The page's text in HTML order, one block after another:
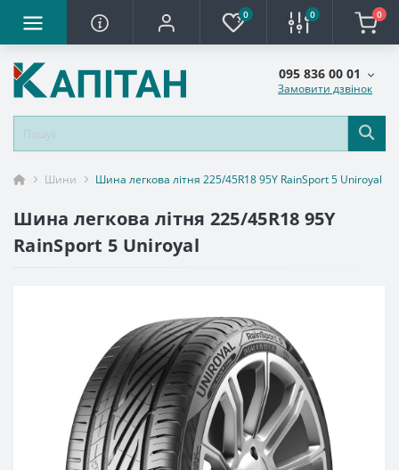
0 0 0
095 836 00 01
Замовити дзвінок
Шини Шина легкова літня 225/45R18 95Y RainSport 5 Uniroyal
Шина легкова літня 225/45R18 95Y
RainSport 5 Uniroyal